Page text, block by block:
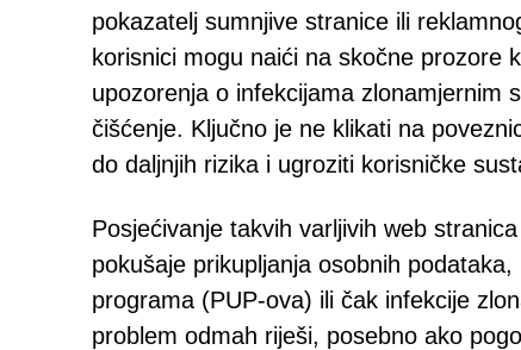
pokazatelj sumnjive stranice ili
korisnici mogu naići na skočne prozore
upozorenja o infekcijama zlonamjernim
čišćenje. Ključno je ne klikati na
do daljnjih rizika i ugroziti korisničke
Posjećivanje takvih varljivih web
pokušaje prikupljanja osobnih
programa (PUP-ova) ili čak infekcije
problem odmah riješi, posebno ako